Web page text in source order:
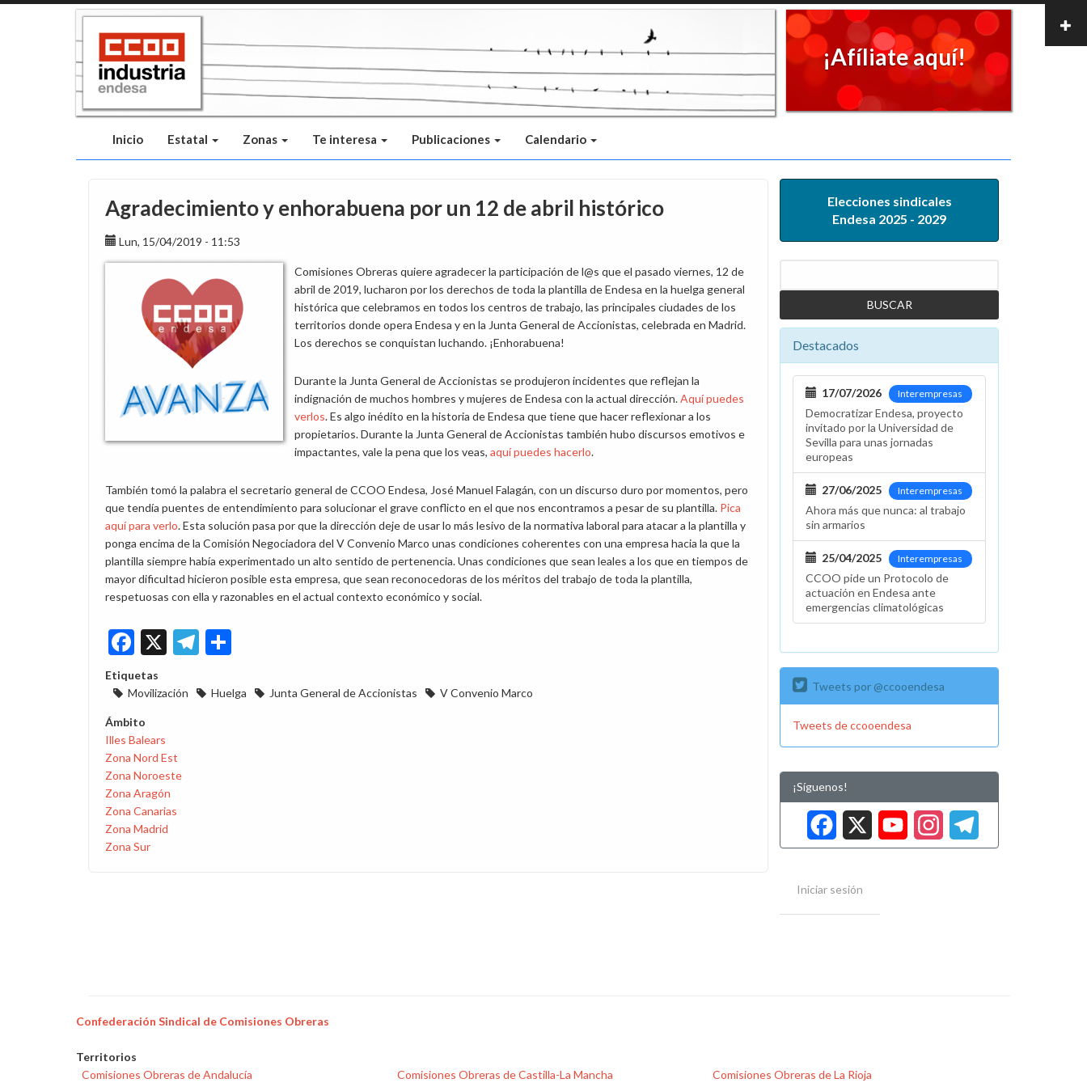
¡Afíliate aquí!
Inicio Estatal Zonas Te interesa Publicaciones Calendario
Agradecimiento y enhorabuena por un 12 de abril histórico
Lun, 15/04/2019 - 11:53
Comisiones Obreras quiere agradecer la participación de l@s que el pasado viernes, 12 de
abril de 2019, lucharon por los derechos de toda la plantilla de Endesa en la huelga general
histórica que celebramos en todos los centros de trabajo, las principales ciudades de los
territorios donde opera Endesa y en la Junta General de Accionistas, celebrada en Madrid.
Los derechos se conquistan luchando. ¡Enhorabuena!
Durante la Junta General de Accionistas se produjeron incidentes que reflejan la
indignación de muchos hombres y mujeres de Endesa con la actual dirección.Aquí puedes
verlos. Es algo inédito en la historia de Endesa que tiene que hacer reflexionar a los
propietarios. Durante la Junta General de Accionistas también hubo discursos emotivos e
impactantes, vale la pena que los veas, aquí puedes hacerlo.
También tomó la palabra el secretario general de CCOO Endesa, José Manuel Falagán, con un discurso duro por momentos, pero
que tendía puentes de entendimiento para solucionar el grave conflicto en el que nos encontramos a pesar de su plantilla. Pica
aquí para verlo. Esta solución pasa por que la dirección deje de usar lo más lesivo de la normativa laboral para atacar a la plantilla y
ponga encima de la Comisión Negociadora del V Convenio Marco unas condiciones coherentes con una empresa hacia la que la
plantilla siempre había experimentado un alto sentido de pertenencia. Unas condiciones que sean leales a los que en tiempos de
mayor dificultad hicieron posible esta empresa, que sean reconocedoras de los méritos del trabajo de toda la plantilla,
respetuosas con ella y razonables en el actual contexto económico y social.
Facebook
X Telegram
Etiquetas
Movilización
Huelga Junta General de Accionistas V Convenio Marco
Ámbito
Illes Balears
Zona Nord Est
Zona Noroeste
Zona Aragón
Zona Canarias
Zona Madrid
Zona Sur
Elecciones sindicales
Endesa 2025 - 2029
Destacados
Interempresas
17/07/2026
Democratizar Endesa, proyecto
invitado por la Universidad de
Sevilla para unas jornadas
europeas
Interempresas
27/06/2025
Ahora más que nunca: al trabajo
sin armarios
Interempresas
25/04/2025
CCOO pide un Protocolo de
actuación en Endesa ante
emergencias climatológicas
Tweets por @ccooendesa
Tweets de ccooendesa
¡Síguenos!
Facebook
XYouTube
Iniciar sesión
Confederación Sindical de Comisiones Obreras
Territorios
Comisiones Obreras de Andalucía
Comisiones Obreras de Castilla-La Mancha
Comisiones Obreras de La Rioja